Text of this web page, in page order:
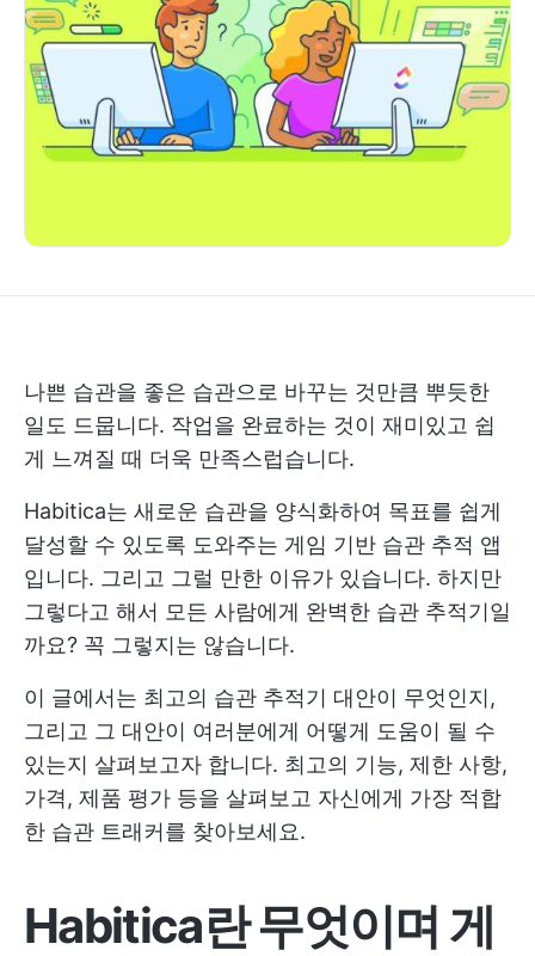
나쁜 습관을 좋은 습관으로 바꾸는 것만큼 뿌듯한
일도 드뭅니다. 작업을 완료하는 것이 재미있고 쉽
게 느껴질 때 더욱 만족스럽습니다.
Habitica는 새로운 습관을 양식화하여 목표를 쉽게
달성할 수 있도록 도와주는 게임 기반 습관 추적 앱
입니다. 그리고 그럴 만한 이유가 있습니다. 하지만
그렇다고 해서 모든 사람에게 완벽한 습관 추적기일
까요? 꼭 그렇지는 않습니다.
이 글에서는 최고의 습관 추적기 대안이 무엇인지,
그리고 그 대안이 여러분에게 어떻게 도움이 될 수
있는지 살펴보고자 합니다. 최고의 기능, 제한 사항,
가격, 제품 평가 등을 살펴보고 자신에게 가장 적합
한 습관 트래커를 찾아보세요.
Habitica란 무엇이며 게